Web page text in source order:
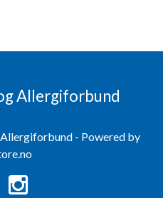
Allergiforbund
- Powered by